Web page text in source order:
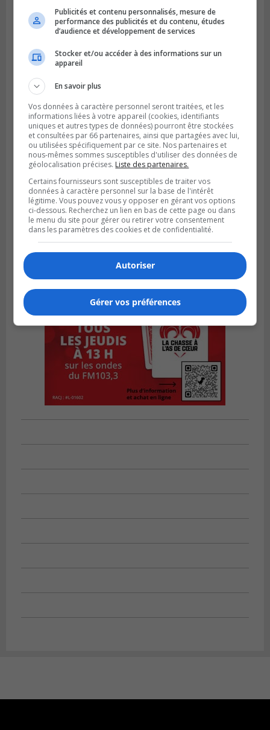
SAINT-HUBERT
Publié le 3 août 2026 à 12h00
L’arrivée du marché saisonnier à Saint-
Publicités et contenu personnalisés, mesure de
performance des publicités et du contenu, études
d’audience et développement de services
Stocker et/ou accéder à des informations sur un
appareil
En savoir plus
Vos données à caractère personnel seront traitées, et les
informations liées à votre appareil (cookies, identifiants
uniques et autres types de données) pourront être stockées
et consultées par 66 partenaires, ainsi que partagées avec lui,
ou utilisées spécifiquement par ce site. Nos partenaires et
nous-mêmes sommes susceptibles d'utiliser des données de
géolocalisation précises. Liste des partenaires.
Certains fournisseurs sont susceptibles de traiter vos
données à caractère personnel sur la base de l'intérêt
légitime. Vous pouvez vous y opposer en gérant vos options
ci-dessous. Recherchez un lien en bas de cette page ou dans
le menu du site pour gérer ou retirer votre consentement
dans les paramètres des cookies et de confidentialité.
Autoriser
Gérer vos préférences